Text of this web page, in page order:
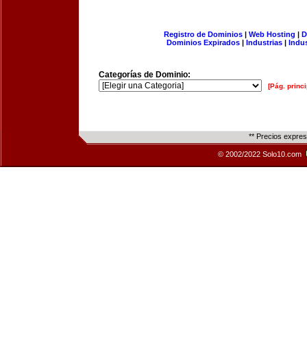
Registro de Dominios| Web Hosting |
Dominios Expirados | Industrias |
Categorías de Dominio:
[Pág.
** Precios
© 2002/2022 Solo10.com